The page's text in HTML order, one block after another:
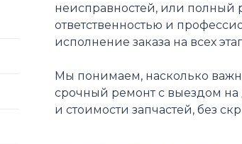
неисправностей, или полный
ответственностью и
исполнение заказа на всех
Мы понимаем, насколько
срочный ремонт с выездом на
и стоимости запчастей, без